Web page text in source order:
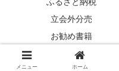
立会外分売
お勧め書籍
© 2014 投資と
メニュー ホーム